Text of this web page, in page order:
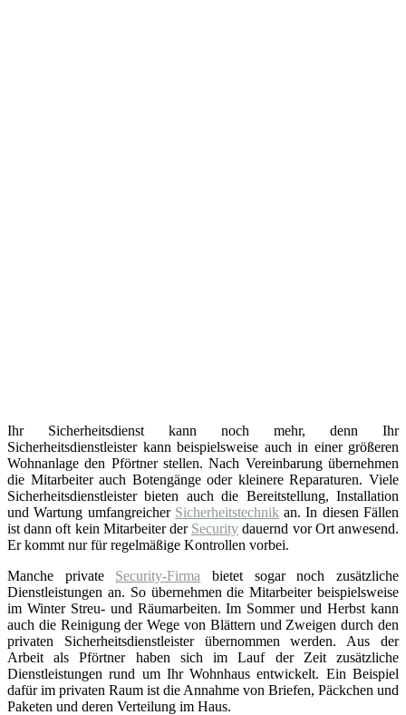
Ihr Sicherheitsdienst kann noch mehr, denn Ihr
Sicherheitsdienstleister kann beispielsweise auch in einer größeren
Wohnanlage den Pförtner stellen. Nach Vereinbarung übernehmen
die Mitarbeiter auch Botengänge oder kleinere Reparaturen. Viele
Sicherheitsdienstleister bieten auch die Bereitstellung, Installation
und Wartung umfangreicher Sicherheitstechnikan. In diesen Fällen
ist dann oft kein Mitarbeiter der Security dauernd vor Ort anwesend.
Er kommt nur für regelmäßige Kontrollen vorbei.
Manche private Security-Firma bietet sogar noch zusätzliche
Dienstleistungen an. So übernehmen die Mitarbeiter beispielsweise
im Winter Streu- und Räumarbeiten. Im Sommer und Herbst kann
auch die Reinigung der Wege von Blättern und Zweigen durch den
privaten Sicherheitsdienstleister übernommen werden. Aus der
Arbeit als Pförtner haben sich im Lauf der Zeit zusätzliche
Dienstleistungen rund um Ihr Wohnhaus entwickelt. Ein Beispiel
dafür im privaten Raum ist die Annahme von Briefen, Päckchen und
Paketen und deren Verteilung im Haus.